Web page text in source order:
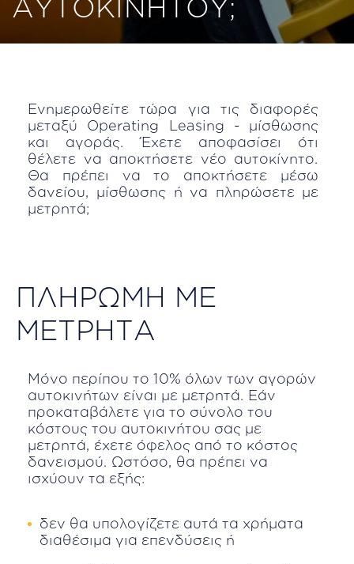
ΑΥΤΟΚΙΝΗΤΟΥ;
Ενημερωθείτε τώρα για τις διαφορές
μεταξύ Operating Leasing - μίσθωσης
και αγοράς. Έχετε αποφασίσει ότι
θέλετε να αποκτήσετε νέο αυτοκίνητο.
Θα πρέπει να το αποκτήσετε μέσω
δανείου, μίσθωσης ή να πληρώσετε με
μετρητά;
ΠΛΗΡΩΜΗ ΜΕ
ΜΕΤΡΗΤΑ
Μόνο περίπου το 10% όλων των αγορών
αυτοκινήτων είναι με μετρητά. Εάν
προκαταβάλετε για το σύνολο του
κόστους του αυτοκινήτου σας με
μετρητά, έχετε όφελος από το κόστος
δανεισμού. Ωστόσο, θα πρέπει να
ισχύουν τα εξής:
δεν θα υπολογίζετε αυτά τα χρήματα
διαθέσιμα για επενδύσεις ή